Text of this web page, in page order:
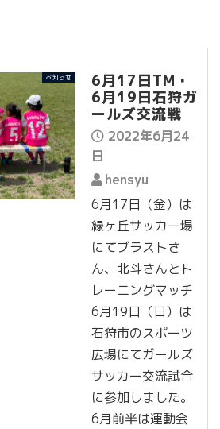
お知らせ
6月17日TM・
6月19日石狩ガ
ールズ交流戦
2022年6月24
日
hensyu
6月17日（金）は
緑ヶ丘サッカー場
にてブラストさ
ん、北斗さんとト
レーニングマッチ
6月19日（日）は
石狩市のスポーツ
広場にてガールズ
サッカー交流試合
に参加しました。
6月前半は運動会